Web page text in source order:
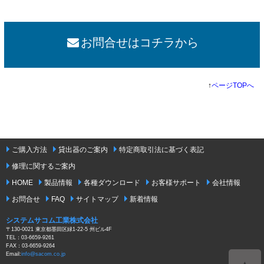
お問合せはコチラから
↑ページTOPへ
ご購入方法 貸出器のご案内
特定商取引法に基づく表記
修理に関するご案内
HOME
製品情報 各種ダウンロード お客様サポート
会社情報
お問合せ
FAQ サイトマップ 新着情報
システムサコム工業株式会社
〒130-0021 東京都墨田区緑1-22-5 州ビル4F
TEL：03-6659-9261
FAX：03-6659-9264
Email:info@sacom.co.jp